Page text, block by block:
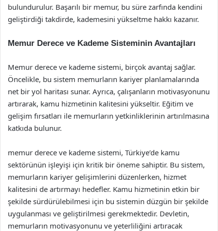
bulundurulur. Başarılı bir memur, bu süre zarfında kendini
geliştirdiği takdirde, kademesini yükseltme hakkı kazanır.
Memur Derece ve Kademe Sisteminin Avantajları
Memur derece ve kademe sistemi, birçok avantaj sağlar.
Öncelikle, bu sistem memurların kariyer planlamalarında
net bir yol haritası sunar. Ayrıca, çalışanların motivasyonunu
artırarak, kamu hizmetinin kalitesini yükseltir. Eğitim ve
gelişim fırsatları ile memurların yetkinliklerinin artırılmasına
katkıda bulunur.
memur derece ve kademe sistemi, Türkiye’de kamu
sektörünün işleyişi için kritik bir öneme sahiptir. Bu sistem,
memurların kariyer gelişimlerini düzenlerken, hizmet
kalitesini de artırmayı hedefler. Kamu hizmetinin etkin bir
şekilde sürdürülebilmesi için bu sistemin düzgün bir şekilde
uygulanması ve geliştirilmesi gerekmektedir. Devletin,
memurların motivasyonunu ve yeterliliğini artıracak